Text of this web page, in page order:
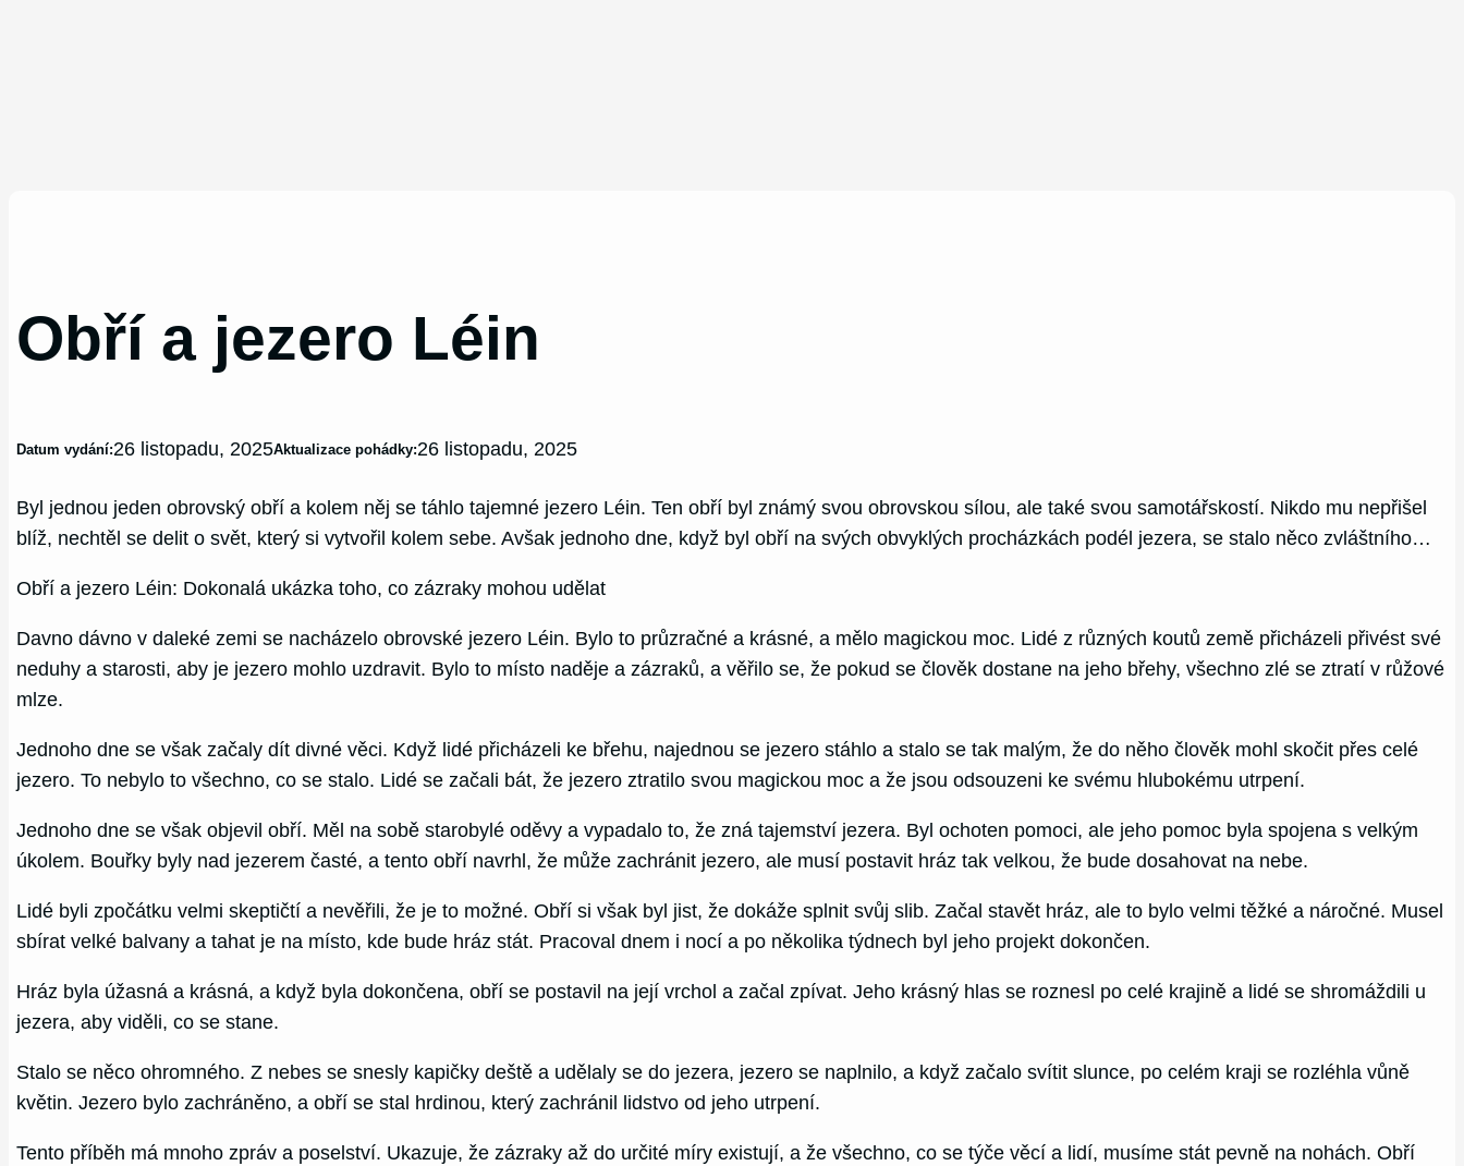
Obří a jezero Léin
Datum vydání:26 listopadu, 2025Aktualizace pohádky:26 listopadu, 2025
Byl jednou jeden obrovský obří a kolem něj se táhlo tajemné jezero Léin. Ten obří byl známý svou obrovskou sílou, ale také svou samotářskostí. Nikdo mu nepřišel
blíž, nechtěl se delit o svět, který si vytvořil kolem sebe. Avšak jednoho dne, když byl obří na svých obvyklých procházkách podél jezera, se stalo něco zvláštního…
Obří a jezero Léin: Dokonalá ukázka toho, co zázraky mohou udělat
Davno dávno v daleké zemi se nacházelo obrovské jezero Léin. Bylo to průzračné a krásné, a mělo magickou moc. Lidé z různých koutů země přicházeli přivést své
neduhy a starosti, aby je jezero mohlo uzdravit. Bylo to místo naděje a zázraků, a věřilo se, že pokud se člověk dostane na jeho břehy, všechno zlé se ztratí v růžové
mlze.
Jednoho dne se však začaly dít divné věci. Když lidé přicházeli ke břehu, najednou se jezero stáhlo a stalo se tak malým, že do něho člověk mohl skočit přes celé
jezero. To nebylo to všechno, co se stalo. Lidé se začali bát, že jezero ztratilo svou magickou moc a že jsou odsouzeni ke svému hlubokému utrpení.
Jednoho dne se však objevil obří. Měl na sobě starobylé oděvy a vypadalo to, že zná tajemství jezera. Byl ochoten pomoci, ale jeho pomoc byla spojena s velkým
úkolem. Bouřky byly nad jezerem časté, a tento obří navrhl, že může zachránit jezero, ale musí postavit hráz tak velkou, že bude dosahovat na nebe.
Lidé byli zpočátku velmi skeptičtí a nevěřili, že je to možné. Obří si však byl jist, že dokáže splnit svůj slib. Začal stavět hráz, ale to bylo velmi těžké a náročné. Musel
sbírat velké balvany a tahat je na místo, kde bude hráz stát. Pracoval dnem i nocí a po několika týdnech byl jeho projekt dokončen.
Hráz byla úžasná a krásná, a když byla dokončena, obří se postavil na její vrchol a začal zpívat. Jeho krásný hlas se roznesl po celé krajině a lidé se shromáždili u
jezera, aby viděli, co se stane.
Stalo se něco ohromného. Z nebes se snesly kapičky deště a udělaly se do jezera, jezero se naplnilo, a když začalo svítit slunce, po celém kraji se rozléhla vůně
květin. Jezero bylo zachráněno, a obří se stal hrdinou, který zachránil lidstvo od jeho utrpení.
Tento příběh má mnoho zpráv a poselství. Ukazuje, že zázraky až do určité míry existují, a že všechno, co se týče věcí a lidí, musíme stát pevně na nohách. Obří